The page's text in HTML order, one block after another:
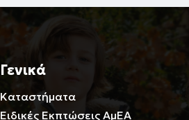
Γενικά
Καταστήματα
Ειδικές Εκπτώσεις ΑμΕΑ